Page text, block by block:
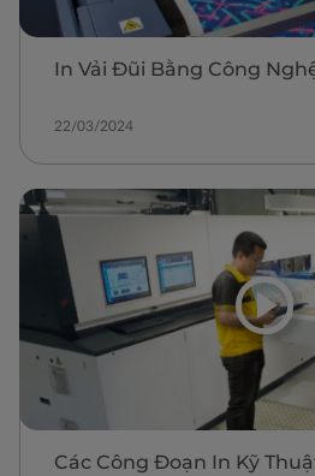
In Vải Đũi Bằng Công
22/03/2024
Các Công Đoạn In Kỹ